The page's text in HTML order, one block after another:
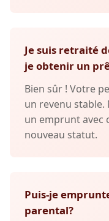
Je suis retraité
je obtenir un
Bien sûr ! Votre
un revenu
un emprunt avec
nouveau statut.
Puis-je
parental?